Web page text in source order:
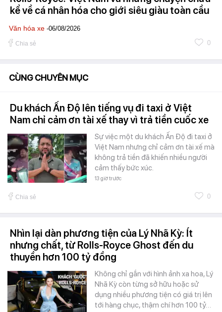
kể về cá nhân hóa cho giới siêu giàu toàn cầu
Văn hóa xe -06/08/2026
Chia sẻ 0
CÙNG CHUYÊN MỤC
Du khách Ấn Độ lên tiếng vụ đi taxi ở Việt
Nam chỉ cảm ơn tài xế thay vì trả tiền cuốc xe
Sự việc một du khách Ấn Độ đi taxi ở
Việt Nam nhưng chỉ cảm ơn tài xế mà
không trả tiền đã khiến nhiều người
cảm thấy bức xúc.
13 giờ trước
Chia sẻ 0
Nhìn lại dàn phương tiện của Lý Nhã Kỳ: Ít
nhưng chất, từ Rolls-Royce Ghost đến du
thuyền hơn 100 tỷ đồng
Không chỉ gắn với hình ảnh xa hoa, Lý
Nhã Kỳ còn từng sở hữu hoặc sử
dụng nhiều phương tiện có giá trị lên
tới hàng chục, thậm chí hơn 100 tỷ…